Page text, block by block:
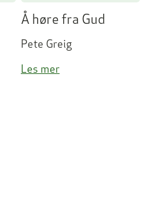
Å høre fra Gud
Pete Greig
Les mer